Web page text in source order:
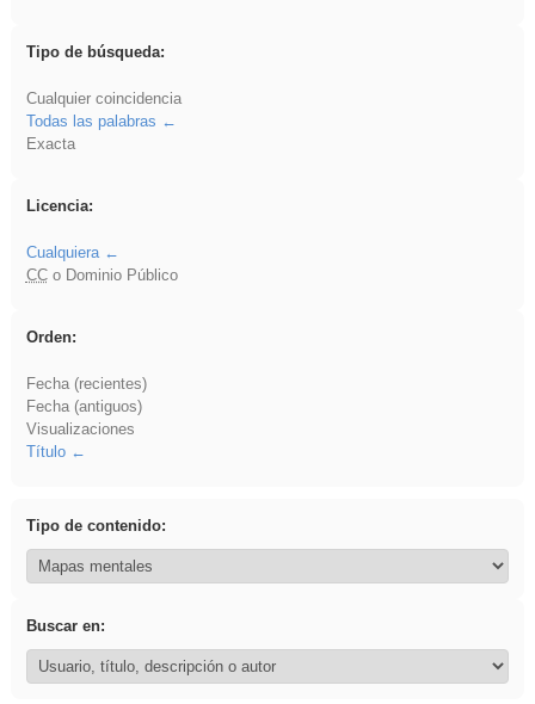
Tipo de búsqueda:
Cualquier coincidencia
Todas las palabras
Exacta
Licencia:
Cualquiera
CCo Dominio Público
Orden:
Fecha (recientes)
Fecha (antiguos)
Visualizaciones
Título
Tipo de contenido:
Buscar en: